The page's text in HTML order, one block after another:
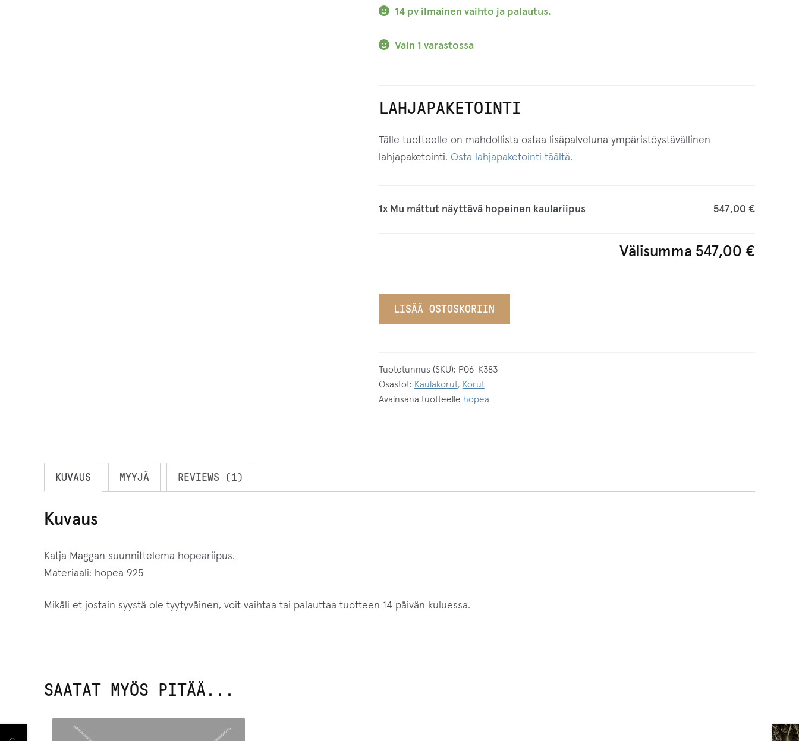
14 pv ilmainen vaihto ja palautus.
Vain 1 varastossa
LAHJAPAKETOINTI
Tälle tuotteelle on mahdollista ostaa lisäpalveluna ympäristöystävällinen
lahjapaketointi. Osta lahjapaketointi täältä.
1x Mu máttut näyttävä hopeinen kaulariipus 547,00 €
Välisumma 547,00 €
LISÄÄ OSTOSKORIIN
Tuotetunnus (SKU): P06-K383
Osastot: Kaulakorut, Korut
Avainsana tuotteelle hopea
KUVAUS MYYJÄ REVIEWS (1)
Kuvaus
Katja Maggan suunnittelema hopeariipus.
Materiaali: hopea 925
Mikäli et jostain syystä ole tyytyväinen, voit vaihtaa tai palauttaa tuotteen 14 päivän kuluessa.
SAATAT MYÖS PITÄÄ...